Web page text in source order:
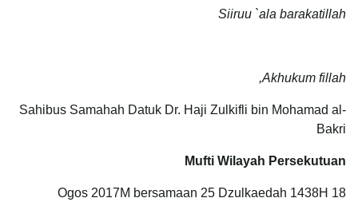
Siiruu `ala barakatillah
Akhukum fillah,
Sahibus Samahah Datuk Dr. Haji Zulkifli bin Mohamad al-
Bakri
Mufti Wilayah Persekutuan
18 Ogos 2017M bersamaan 25 Dzulkaedah 1438H